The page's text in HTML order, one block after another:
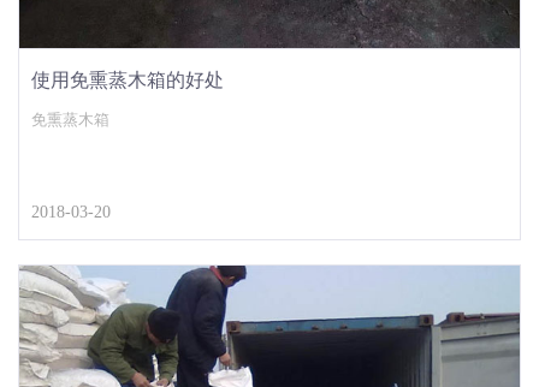
使用免熏蒸木箱的好处
免熏蒸木箱
2018-03-20